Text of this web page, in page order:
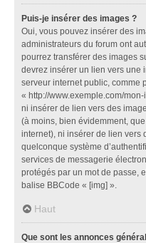
Puis-je insérer des images ?
Oui, vous pouvez insérer des
administrateurs du forum ont
pourrez transférer des images
devrez insérer un lien vers une
serveur internet public, comme
« http://www.exemple.com/
ni insérer de lien vers des
(à moins, bien évidemment,
internet), ni insérer de lien vers
quelconque système
services de messagerie
protégés par un mot de passe,
balise BBCode « [img] ».
Haut
Que sont les annonces